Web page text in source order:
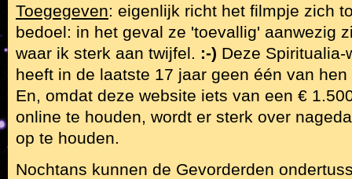
Toegegeven: eigenlijk richt het filmpje zich
bedoel: in het geval ze 'toevallig' aanwezig
waar ik sterk aan twijfel. :-) Deze
heeft in de laatste 17 jaar geen één van
En, omdat deze website iets van een €
online te houden, wordt er sterk over
op te houden.
Nochtans kunnen de Gevorderden